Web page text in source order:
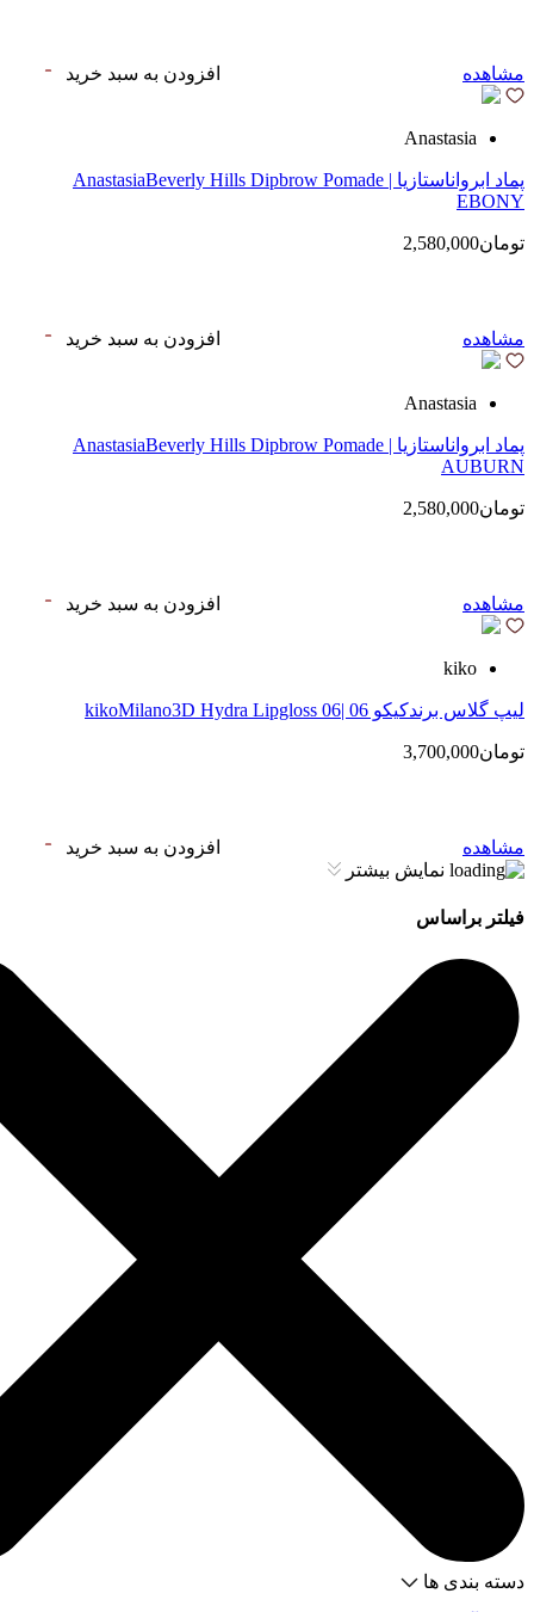
مشاهده افزودن به سبد خرید
Anastasia
پماد ابرواناستازیا | AnastasiaBeverly Hills Dipbrow Pomade
EBONY
تومان2,580,000
مشاهده افزودن به سبد خرید
Anastasia
پماد ابرواناستازیا | AnastasiaBeverly Hills Dipbrow Pomade
AUBURN
تومان2,580,000
مشاهده افزودن به سبد خرید
kiko
لیپ گلاس‌ برندکیکو 06 |kikoMilano3D Hydra Lipgloss 06
تومان3,700,000
مشاهده
افزودن به سبد خرید
نمایش بیشتر
فیلتر براساس
دسته بندی ها